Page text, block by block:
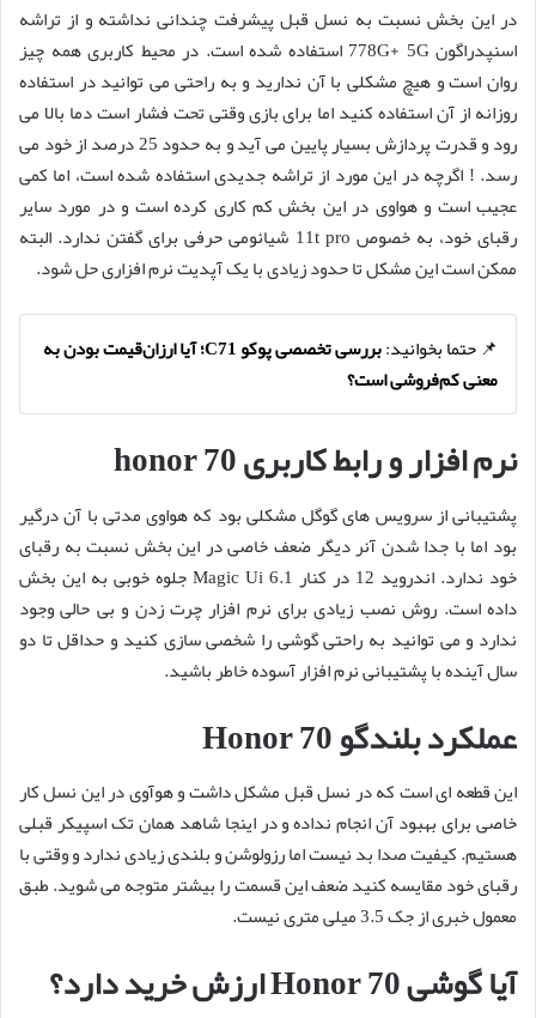
در این بخش نسبت به نسل قبل پیشرفت چندانی نداشته و از تراشه
اسنپدراگون 778G+ 5G استفاده شده است. در محیط کاربری همه چیز
روان است و هیچ مشکلی با آن ندارید و به راحتی می توانید در استفاده
روزانه از آن استفاده کنید اما برای بازی وقتی تحت فشار است دما بالا می
رود و قدرت پردازش بسیار پایین می آید و به حدود 25 درصد از خود می
رسد. ! اگرچه در این مورد از تراشه جدیدی استفاده شده است، اما کمی
عجیب است و هواوی در این بخش کم کاری کرده است و در مورد سایر
رقبای خود، به خصوص 11t pro شیائومی حرفی برای گفتن ندارد. البته
ممکن است این مشکل تا حدود زیادی با یک آپدیت نرم افزاری حل شود.
📌 حتما بخوانید:
بررسی تخصصی پوکو C71؛ آیا ارزان‌قیمت بودن به
معنی کم‌فروشی است؟
نرم افزار و رابط کاربری honor 70
پشتیبانی از سرویس های گوگل مشکلی بود که هواوی مدتی با آن درگیر
بود اما با جدا شدن آنر دیگر ضعف خاصی در این بخش نسبت به رقبای
خود ندارد. اندروید 12 در کنار Magic Ui 6.1 جلوه خوبی به این بخش
داده است. روش نصب زیادی برای نرم افزار چرت زدن و بی حالی وجود
ندارد و می توانید به راحتی گوشی را شخصی سازی کنید و حداقل تا دو
سال آینده با پشتیبانی نرم افزار آسوده خاطر باشید.
عملکرد بلندگو Honor 70
این قطعه ای است که در نسل قبل مشکل داشت و هوآوی در این نسل کار
خاصی برای بهبود آن انجام نداده و در اینجا شاهد همان تک اسپیکر قبلی
هستیم. کیفیت صدا بد نیست اما رزولوشن و بلندی زیادی ندارد و وقتی با
رقبای خود مقایسه کنید ضعف این قسمت را بیشتر متوجه می شوید. طبق
معمول خبری از جک 3.5 میلی متری نیست.
آیا گوشی Honor 70 ارزش خرید دارد؟